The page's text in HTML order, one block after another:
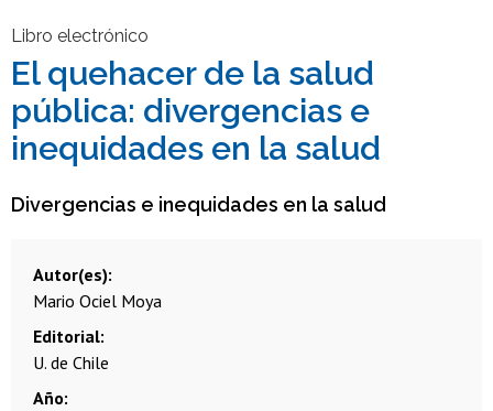
Funcionarias/os
Egresadas/os
Libro electrónico
El quehacer de la salud
pública: divergencias e
inequidades en la salud
Divergencias e inequidades en la salud
Autor(es)
Mario Ociel Moya
Editorial
U. de Chile
Año